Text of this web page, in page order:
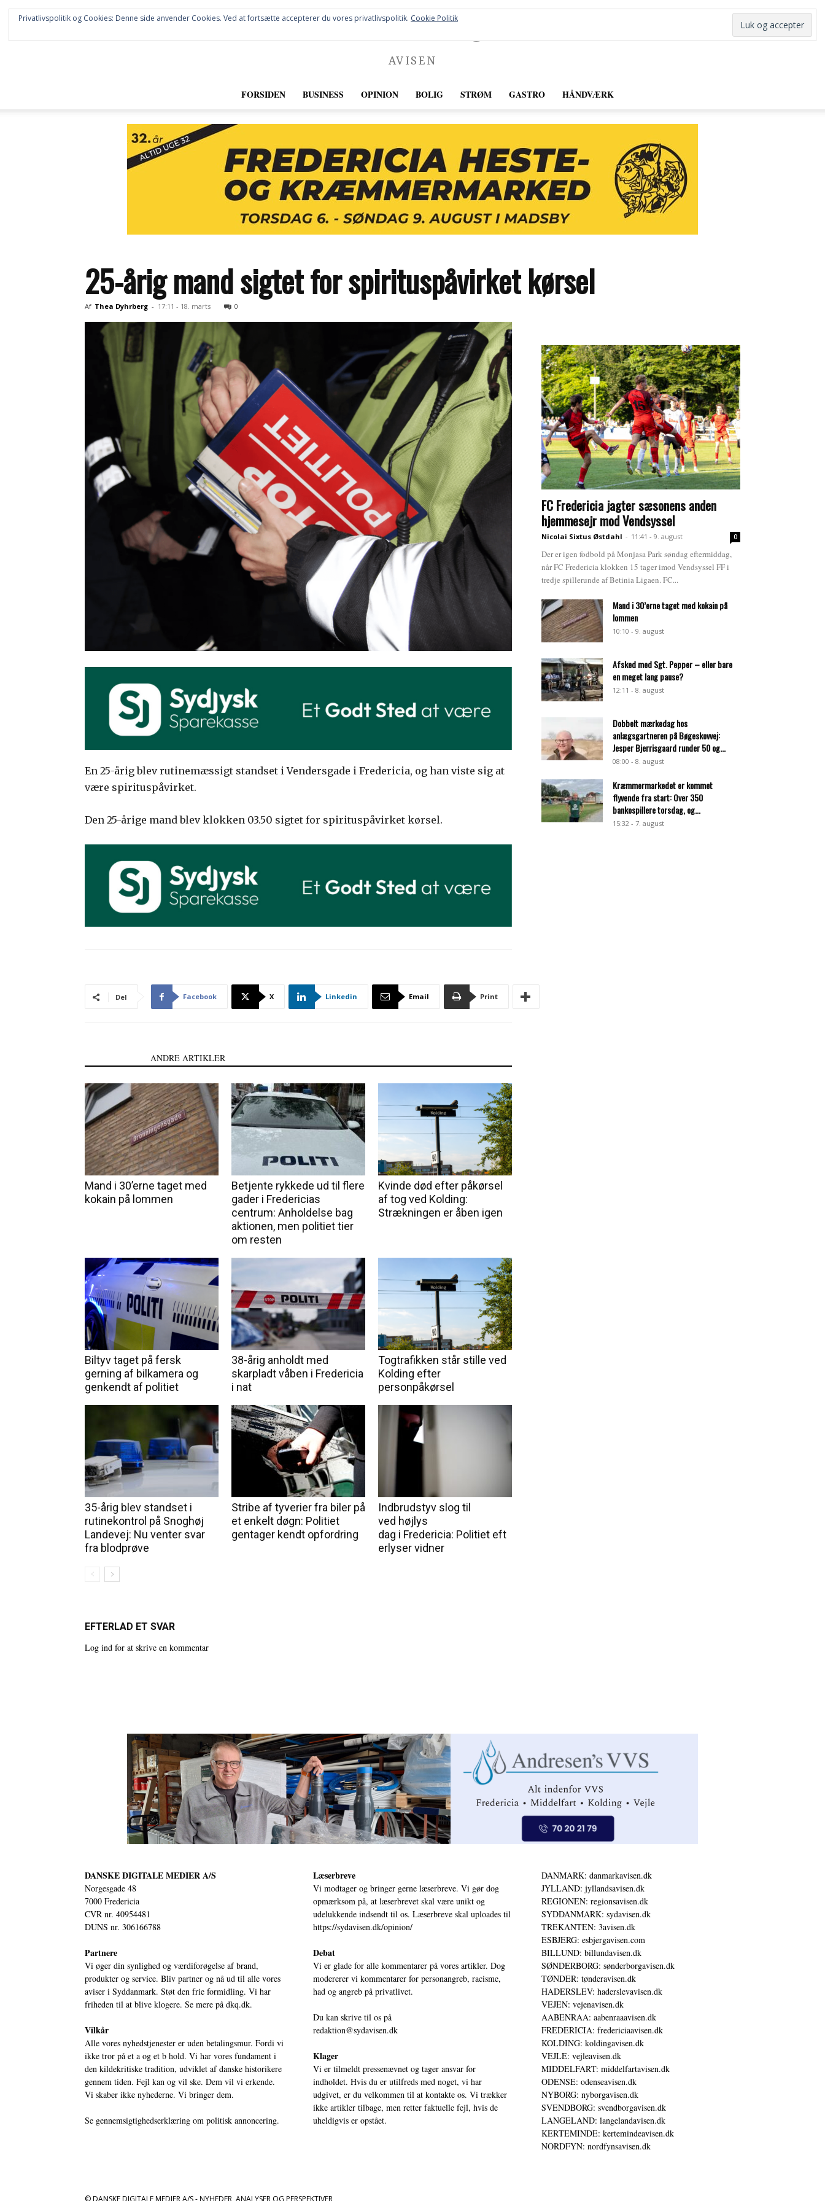
FREDERICIA
AVISEN
FORSIDEN BUSINESS OPINION BOLIG STRØM GASTRO HÅNDVÆRK
25-årig mand sigtet for spirituspåvirket kørsel
Af Thea Dyhrberg - 17:11 - 18. marts 0
En 25-årig blev rutinemæssigt standset i Vendersgade i Fredericia, og han viste sig at
være spirituspåvirket.
Den 25-årige mand blev klokken 03.50 sigtet for spirituspåvirket kørsel.
Del Facebook X Linkedin Email Print
ANDRE ARTIKLER
Mand i 30’erne taget med
kokain på lommen
Betjente rykkede ud til flere
gader i Fredericias
centrum: Anholdelse bag
aktionen, men politiet tier
om resten
Kvinde død efter påkørsel
af tog ved Kolding:
Strækningen er åben igen
Biltyv taget på fersk
gerning af bilkamera og
genkendt af politiet
38-årig anholdt med
skarpladt våben i Fredericia
i nat
Togtrafikken står stille ved
Kolding efter
personpåkørsel
35-årig blev standset i
rutinekontrol på Snoghøj
Landevej: Nu venter svar
fra blodprøve
Stribe af tyverier fra biler på
et enkelt døgn: Politiet
gentager kendt opfordring
Indbrudstyv slog til
ved højlys
dag i Fredericia: Politiet eft
erlyser vidner
EFTERLAD ET SVAR
Log ind for at skrive en kommentar
FC Fredericia jagter sæsonens anden
hjemmesejr mod Vendsyssel
Nicolai Sixtus Østdahl - 11:41 - 9. august 0
Der er igen fodbold på Monjasa Park søndag eftermiddag,
når FC Fredericia klokken 15 tager imod Vendsyssel FF i
tredje spillerunde af Betinia Ligaen. FC...
Mand i 30’erne taget med kokain på
lommen
10:10 - 9. august
Afsked med Sgt. Pepper – eller bare
en meget lang pause?
12:11 - 8. august
Dobbelt mærkedag hos
anlægsgartneren på Bøgeskovvej:
Jesper Bjerrisgaard runder 50 og...
08:00 - 8. august
Kræmmermarkedet er kommet
flyvende fra start: Over 350
bankospillere torsdag, og...
15:32 - 7. august
DANSKE DIGITALE MEDIER A/S
Norgesgade 48
7000 Fredericia
CVR nr. 40954481
DUNS nr. 306166788
Partnere
Vi øger din synlighed og værdiforøgelse af brand,
produkter og service. Bliv partner og nå ud til alle vores
aviser i Syddanmark. Støt den frie formidling. Vi har
friheden til at blive klogere. Se mere på dkq.dk.
Vilkår
Alle vores nyhedstjenester er uden betalingsmur. Fordi vi
ikke tror på et a og et b hold. Vi har vores fundament i
den kildekritiske tradition, udviklet af danske historikere
gennem tiden. Fejl kan og vil ske. Dem vil vi erkende.
Vi skaber ikke nyhederne. Vi bringer dem.
Se gennemsigtighedserklæring om politisk annoncering.
Læserbreve
Vi modtager og bringer gerne læserbreve. Vi gør dog
opmærksom på, at læserbrevet skal være unikt og
udelukkende indsendt til os. Læserbreve skal uploades til
https://sydavisen.dk/opinion/
Debat
Vi er glade for alle kommentarer på vores artikler. Dog
modererer vi kommentarer for personangreb, racisme,
had og angreb på privatlivet.
Du kan skrive til os på
redaktion@sydavisen.dk
Klager
Vi er tilmeldt pressenævnet og tager ansvar for
indholdet. Hvis du er utilfreds med noget, vi har
udgivet, er du velkommen til at kontakte os. Vi trækker
ikke artikler tilbage, men retter faktuelle fejl, hvis de
uheldigvis er opstået.
DANMARK: danmarkavisen.dk
JYLLAND: jyllandsavisen.dk
REGIONEN: regionsavisen.dk
SYDDANMARK: sydavisen.dk
TREKANTEN: 3avisen.dk
ESBJERG: esbjergavisen.com
BILLUND: billundavisen.dk
SØNDERBORG: sønderborgavisen.dk
TØNDER: tønderavisen.dk
HADERSLEV: haderslevavisen.dk
VEJEN: vejenavisen.dk
AABENRAA: aabenraaavisen.dk
FREDERICIA: fredericiaavisen.dk
KOLDING: koldingavisen.dk
VEJLE: vejleavisen.dk
MIDDELFART: middelfartavisen.dk
ODENSE: odenseavisen.dk
NYBORG: nyborgavisen.dk
SVENDBORG: svendborgavisen.dk
LANGELAND: langelandavisen.dk
KERTEMINDE: kertemindeavisen.dk
NORDFYN: nordfynsavisen.dk
© DANSKE DIGITALE MEDIER A/S - NYHEDER, ANALYSER OG PERSPEKTIVER
Privatlivspolitik og Cookies: Denne side anvender Cookies. Ved at fortsætte accepterer du vores privatlivspolitik. Cookie Politik